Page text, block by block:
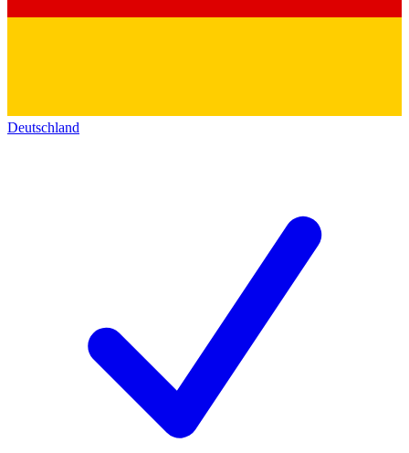
Deutschland